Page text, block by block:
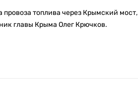
провоза топлива через Крымский мост,
главы Крыма Олег Крючков.